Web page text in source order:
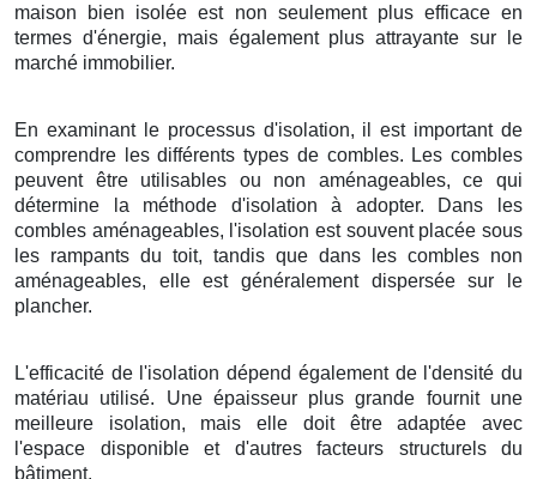
maison bien isolée est non seulement plus efficace en
termes d'énergie, mais également plus attrayante sur le
marché immobilier.
En examinant le processus d'isolation, il est important de
comprendre les différents types de combles. Les combles
peuvent être utilisables ou non aménageables, ce qui
détermine la méthode d'isolation à adopter. Dans les
combles aménageables, l'isolation est souvent placée sous
les rampants du toit, tandis que dans les combles non
aménageables, elle est généralement dispersée sur le
plancher.
L'efficacité de l'isolation dépend également de l'densité du
matériau utilisé. Une épaisseur plus grande fournit une
meilleure isolation, mais elle doit être adaptée avec
l'espace disponible et d'autres facteurs structurels du
bâtiment.